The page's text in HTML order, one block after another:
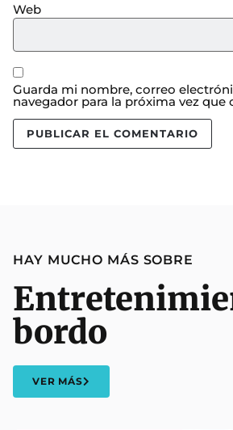
Web
Guarda mi nombre, correo
navegador para la próxima vez que
HAY MUCHO MÁS SOBRE
bordo
VER MÁS